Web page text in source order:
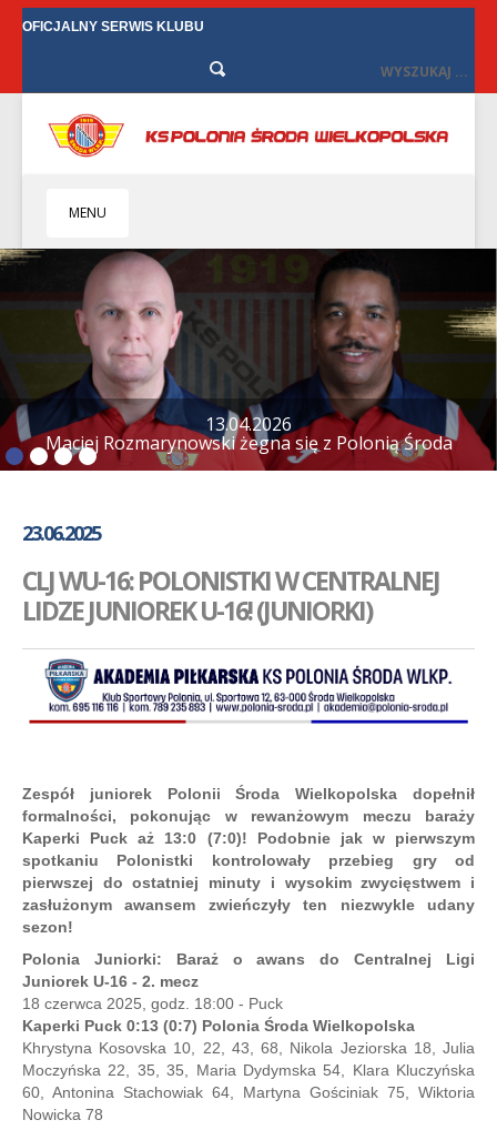
OFICJALNY SERWIS KLUBU
MENU
HOME
KLUB
BIZNES
SENIORZY
SENIORKI
BILETY
KONTAKT
SKLEP
PLAN TRENINGÓW
12.04.2026
Tylko remis w Starych Oborzyskach
23.06.2025
CLJ WU-16: POLONISTKI W CENTRALNEJ
LIDZE JUNIOREK U-16! (JUNIORKI)
Zespół juniorek Polonii Środa Wielkopolska dopełnił
formalności, pokonując w rewanżowym meczu baraży
Kaperki Puck aż 13:0 (7:0)! Podobnie jak w pierwszym
spotkaniu Polonistki kontrolowały przebieg gry od
pierwszej do ostatniej minuty i wysokim zwycięstwem i
zasłużonym awansem zwieńczyły ten niezwykle udany
sezon!
Polonia Juniorki: Baraż o awans do Centralnej Ligi
Juniorek U-16 - 2. mecz
18 czerwca 2025, godz. 18:00 - Puck
Kaperki Puck 0:13 (0:7) Polonia Środa Wielkopolska
Khrystyna Kosovska 10, 22, 43, 68, Nikola Jeziorska 18, Julia
Moczyńska 22, 35, 35, Maria Dydymska 54, Klara Kluczyńska
60, Antonina Stachowiak 64, Martyna Gościniak 75, Wiktoria
Nowicka 78